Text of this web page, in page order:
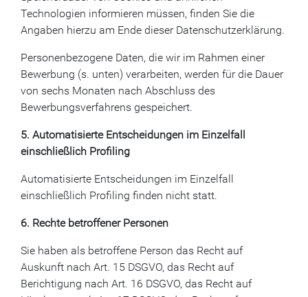
Technologien informieren müssen, finden Sie die
Angaben hierzu am Ende dieser Datenschutzerklärung.
Personenbezogene Daten, die wir im Rahmen einer
Bewerbung (s. unten) verarbeiten, werden für die Dauer
von sechs Monaten nach Abschluss des
Bewerbungsverfahrens gespeichert.
5. Automatisierte Entscheidungen im Einzelfall
einschließlich Profiling
Automatisierte Entscheidungen im Einzelfall
einschließlich Profiling finden nicht statt.
6. Rechte betroffener Personen
Sie haben als betroffene Person das Recht auf
Auskunft nach Art. 15 DSGVO, das Recht auf
Berichtigung nach Art. 16 DSGVO, das Recht auf